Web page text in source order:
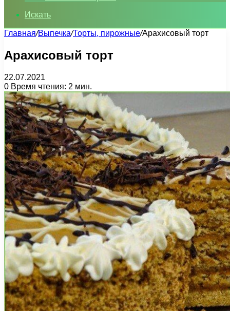
Искать
Главная/Выпечка/Торты, пирожные/Арахисовый торт
Арахисовый торт
22.07.2021
0 Время чтения: 2 мин.